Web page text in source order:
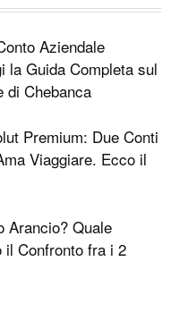
Aziendale
la Guida Completa sul
di Chebanca
Premium: Due Conti
Viaggiare. Ecco il
Arancio? Quale
Confronto fra i 2